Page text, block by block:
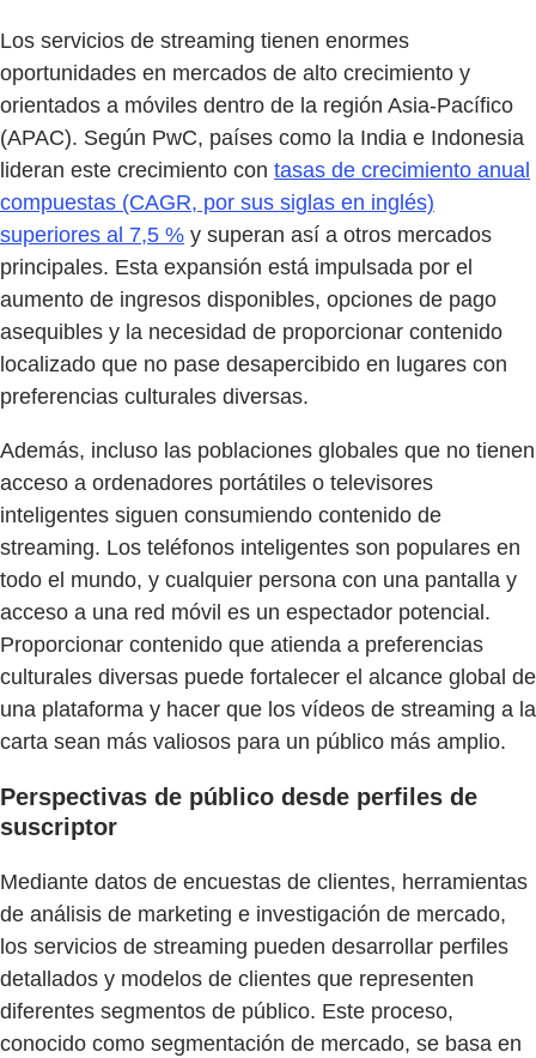
Los servicios de streaming tienen enormes
oportunidades en mercados de alto crecimiento y
orientados a móviles dentro de la región Asia-Pacífico
(APAC). Según PwC, países como la India e Indonesia
lideran este crecimiento con tasas de crecimiento anual
compuestas (CAGR, por sus siglas en inglés)
superiores al 7,5 % y superan así a otros mercados
principales. Esta expansión está impulsada por el
aumento de ingresos disponibles, opciones de pago
asequibles y la necesidad de proporcionar contenido
localizado que no pase desapercibido en lugares con
preferencias culturales diversas.
Además, incluso las poblaciones globales que no tienen
acceso a ordenadores portátiles o televisores
inteligentes siguen consumiendo contenido de
streaming. Los teléfonos inteligentes son populares en
todo el mundo, y cualquier persona con una pantalla y
acceso a una red móvil es un espectador potencial.
Proporcionar contenido que atienda a preferencias
culturales diversas puede fortalecer el alcance global de
una plataforma y hacer que los vídeos de streaming a la
carta sean más valiosos para un público más amplio.
Perspectivas de público desde perfiles de
suscriptor
Mediante datos de encuestas de clientes, herramientas
de análisis de marketing e investigación de mercado,
los servicios de streaming pueden desarrollar perfiles
detallados y modelos de clientes que representen
diferentes segmentos de público. Este proceso,
conocido como segmentación de mercado, se basa en